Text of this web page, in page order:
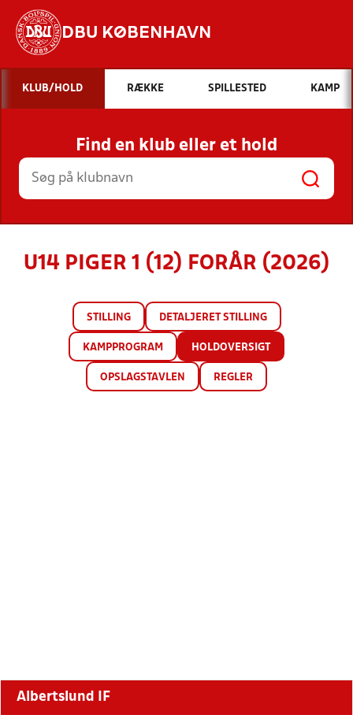
DBU KØBENHAVN
Hvad vil du søge efter?
INDHOLD OG NYHEDER
STILLINGER, RESULTATER, KLUBBER OG
HOLD
KLUB/HOLD RÆKKE SPILLESTED KAMP
Find en klub eller et hold
U14 PIGER 1 (12) FORÅR (2026)
STILLING DETALJERET STILLING
KAMPPROGRAM HOLDOVERSIGT
OPSLAGSTAVLEN REGLER
Albertslund IF